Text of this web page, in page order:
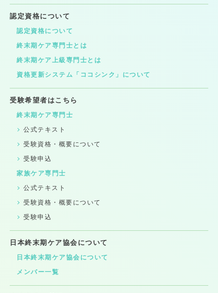
認定資格について
認定資格について
終末期ケア専門士とは
終末期ケア上級専門士とは
資格更新システム「ココシンク」について
受験希望者はこちら
終末期ケア専門士
公式テキスト
受験資格・概要について
受験申込
家族ケア専門士
公式テキスト
受験資格・概要について
受験申込
日本終末期ケア協会について
日本終末期ケア協会について
メンバー一覧